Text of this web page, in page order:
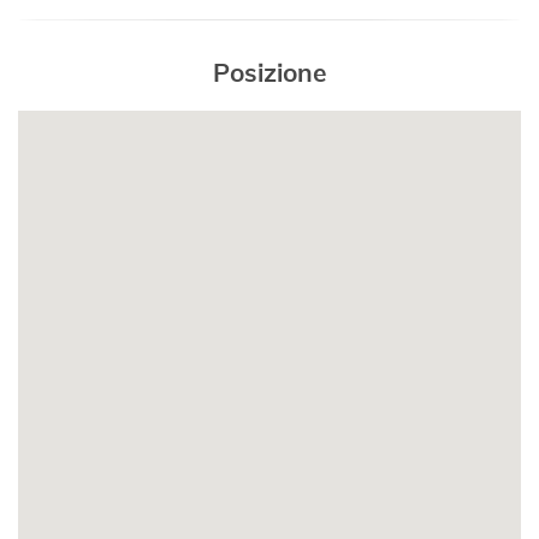
- no animali da compagnia
Posizione